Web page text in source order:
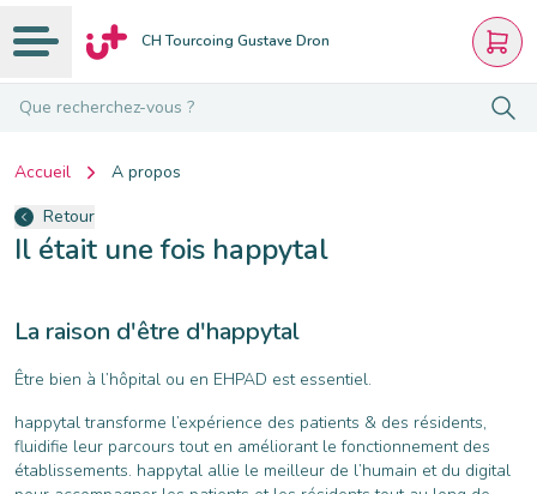
CH Tourcoing Gustave Dron
Que recherchez-vous ?
Accueil
A propos
Retour
Il était une fois happytal
La raison d'être d'happytal
Être bien à l’hôpital ou en EHPAD est essentiel.
happytal transforme l’expérience des patients & des résidents,
fluidifie leur parcours tout en améliorant le fonctionnement des
établissements. happytal allie le meilleur de l’humain et du digital